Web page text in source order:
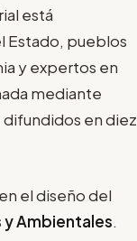
está
Estado, pueblos
y expertos en
mediante
en diez
el diseño del
y Ambientales.